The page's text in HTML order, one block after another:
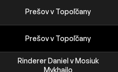
Prešov v Topoľčany
Prešov v Topoľčany
Rinderer Daniel v Mosiuk
Mykhailo